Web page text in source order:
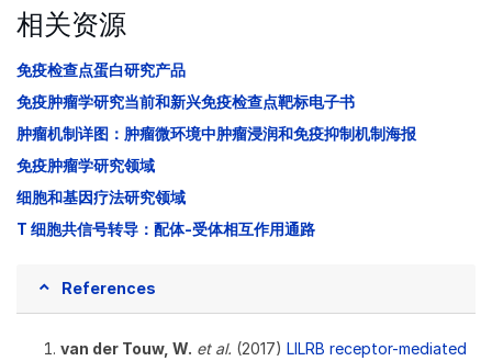
相关资源
免疫检查点蛋白研究产品
免疫肿瘤学研究当前和新兴免疫检查点靶标电子书
肿瘤机制详图：肿瘤微环境中肿瘤浸润和免疫抑制机制海报
免疫肿瘤学研究领域
细胞和基因疗法研究领域
T 细胞共信号转导：配体-受体相互作用通路
References
van der Touw, W. et al. (2017) LILRB receptor-mediated